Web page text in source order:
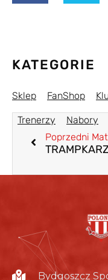
KATEGORIE
Sklep FanShop
Trenerzy Nabory
Poprzedni
Bydgoszcz